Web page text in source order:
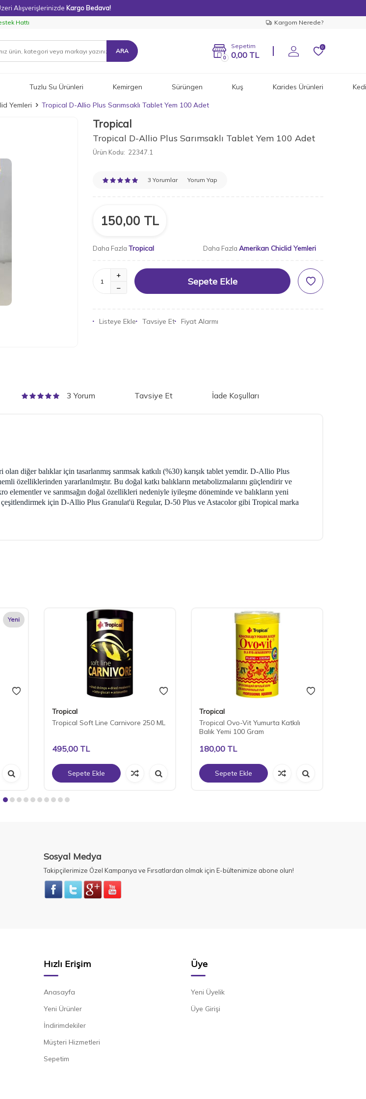
Alışverişlerinizde Kargo Bedava!
Hattı Kargom Nerede?
ARA
0
Sepetim
0,00 TL
0
Tuzlu Su Ürünleri Kemirgen Sürüngen Kuş Karides Ürünleri Kedi
Yemleri Tropical D-Allio Plus Sarımsaklı Tablet Yem 100 Adet
Tropical
Tropical D-Allio Plus Sarımsaklı Tablet Yem 100 Adet
Ürün Kodu: 22347.1
3 Yorumlar Yorum Yap
150,00 TL
Daha Fazla Tropical Daha Fazla Amerikan Chiclid Yemleri
Sepete Ekle
Listeye Ekle Tavsiye Et Fiyat Alarmı
3 Yorum Tavsiye Et İade Koşulları
diğer balıklar için tasarlanmış sarımsak katkılı (%30) karışık tablet yemdir. D-Allio Plus
özelliklerinden yararlanılmıştır. Bu doğal katkı balıkların metabolizmalarını güçlendirir ve
ve sarımsağın doğal özellikleri nedeniyle iyileşme döneminde ve balıkların yeni
çeşitlendirmek için D-Allio Plus Granulat'ü Regular, D-50 Plus ve Astacolor gibi Tropical marka
Yeni
Tropical
Tropical Soft Line Carnivore 250 ML
495,00 TL
Sepete Ekle
Tropical
Tropical Ovo-Vit Yumurta Katkılı
Balık Yemi 100 Gram
180,00 TL
Sepete Ekle
Sosyal Medya
Takipçilerimize Özel Kampanya ve Fırsatlardan olmak için E-bültenimize abone olun!
Hızlı Erişim
Anasayfa
Yeni Ürünler
İndirimdekiler
Müşteri Hizmetleri
Sepetim
Üye
Yeni Üyelik
Üye Girişi